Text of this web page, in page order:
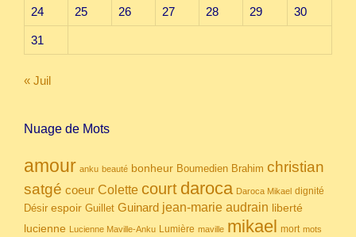
24 25 26 27 28 29 30
31
« Juil
Nuage de Mots
amour anku beauté bonheur Boumedien Brahim christian
satgé coeur Colette court daroca Daroca Mikael dignité
Désir espoir Guillet Guinard jean-marie audrain liberté
lucienne Lucienne Maville-Anku Lumière maville mikael mort mots